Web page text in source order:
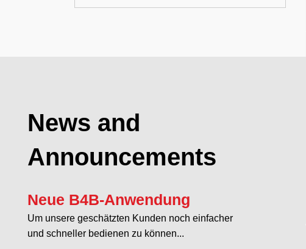
News and
Announcements
Neue B4B-Anwendung
Um unsere geschätzten Kunden noch einfacher
und schneller bedienen zu können...